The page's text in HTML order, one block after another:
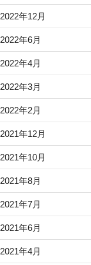
2022年12月
2022年6月
2022年4月
2022年3月
2022年2月
2021年12月
2021年10月
2021年8月
2021年7月
2021年6月
2021年4月